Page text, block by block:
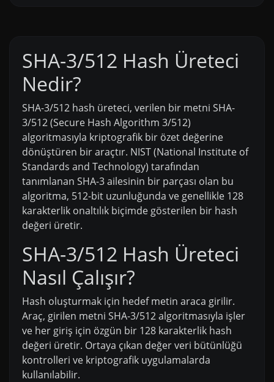
SHA-3/512 Hash Üreteci
Nedir?
SHA-3/512 hash üreteci, verilen bir metni SHA-
3/512 (Secure Hash Algorithm 3/512)
algoritmasıyla kriptografik bir özet değerine
dönüştüren bir araçtır. NIST (National Institute of
Standards and Technology) tarafından
tanımlanan SHA-3 ailesinin bir parçası olan bu
algoritma, 512-bit uzunluğunda ve genellikle 128
karakterlik onaltılık biçimde gösterilen bir hash
değeri üretir.
SHA-3/512 Hash Üreteci
Nasıl Çalışır?
Hash oluşturmak için hedef metin araca girilir.
Araç, girilen metni SHA-3/512 algoritmasıyla işler
ve her giriş için özgün bir 128 karakterlik hash
değeri üretir. Ortaya çıkan değer veri bütünlüğü
kontrolleri ve kriptografik uygulamalarda
kullanılabilir.